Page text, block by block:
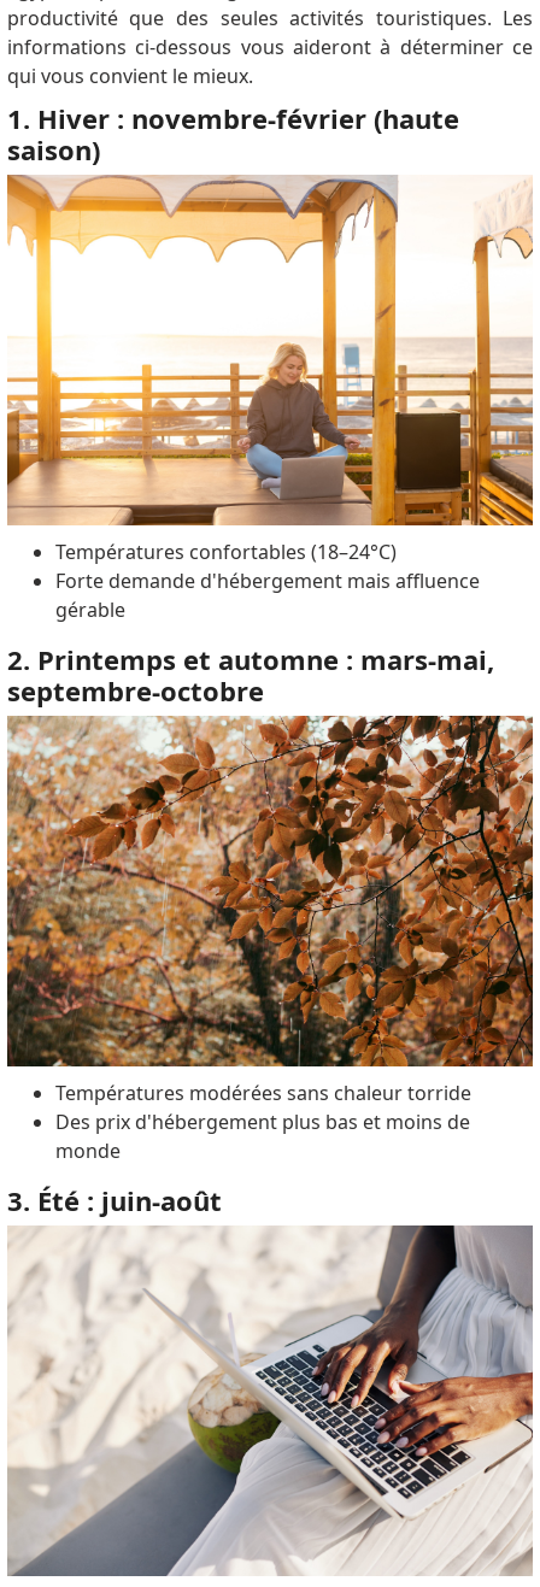
productivité que des seules activités touristiques. Les
informations ci-dessous vous aideront à déterminer ce
qui vous convient le mieux.
1. Hiver : novembre-février (haute
saison)
Températures confortables (18–24°C)
Forte demande d'hébergement mais affluence
gérable
2. Printemps et automne : mars-mai,
septembre-octobre
Températures modérées sans chaleur torride
Des prix d'hébergement plus bas et moins de
monde
3. Été : juin-août